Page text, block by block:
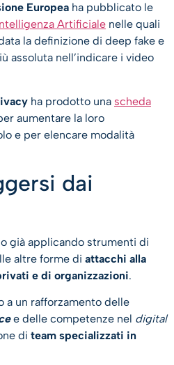
Europea ha pubblicato le
Artificiale nelle quali
la definizione di deep fake e
assoluta nell’indicare i video
ha prodotto una scheda
aumentare la loro
e per elencare modalità
dai
già applicando strumenti di
altre forme di attacchi alla
e di organizzazioni.
a un rafforzamento delle
e delle competenze nel digital
di team specializzati in